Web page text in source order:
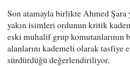
Son atamayla birlikte Ahmed
yakın isimleri ordunun kritik
eski muhalif grup komutanlarının
alanlarını kademeli olarak tasfiye
sürdürdüğü değerlendiriliyor.